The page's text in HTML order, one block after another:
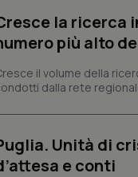
la ricerca
più alto
il volume della
dalla rete
Unità di
e conti
tracking-sites-
tracking-sites-
session-id